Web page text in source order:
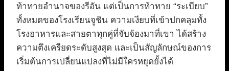
ท้าทายอำนาจของรีอัน แต่เป็นการท้าทาย “ระเบียบ”
ทั้งหมดของโรงเรียนจูชิน ความเงียบที่เข้าปกคลุมทั้ง
โรงอาหารและสายตาทุกคู่ที่จับจ้องมาที่เขา ได้สร้าง
ความตึงเครียดระดับสูงสุด และเป็นสัญลักษณ์ของการ
เริ่มต้นการเปลี่ยนแปลงที่ไม่มีใครหยุดยั้งได้